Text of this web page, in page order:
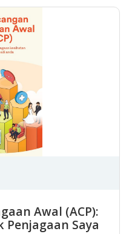
Awal (ACP):
Saya